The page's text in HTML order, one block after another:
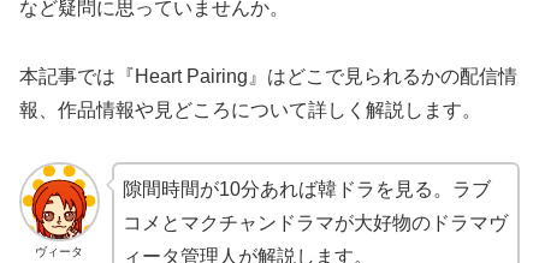
など疑問に思っていませんか。
本記事では『Heart Pairing』はどこで見られるかの配信情
報、作品情報や見どころについて詳しく解説します。
ヴィータ
隙間時間が10分あれば韓ドラを見る。ラブ
コメとマクチャンドラマが大好物のドラマヴ
ィータ管理人が解説します。